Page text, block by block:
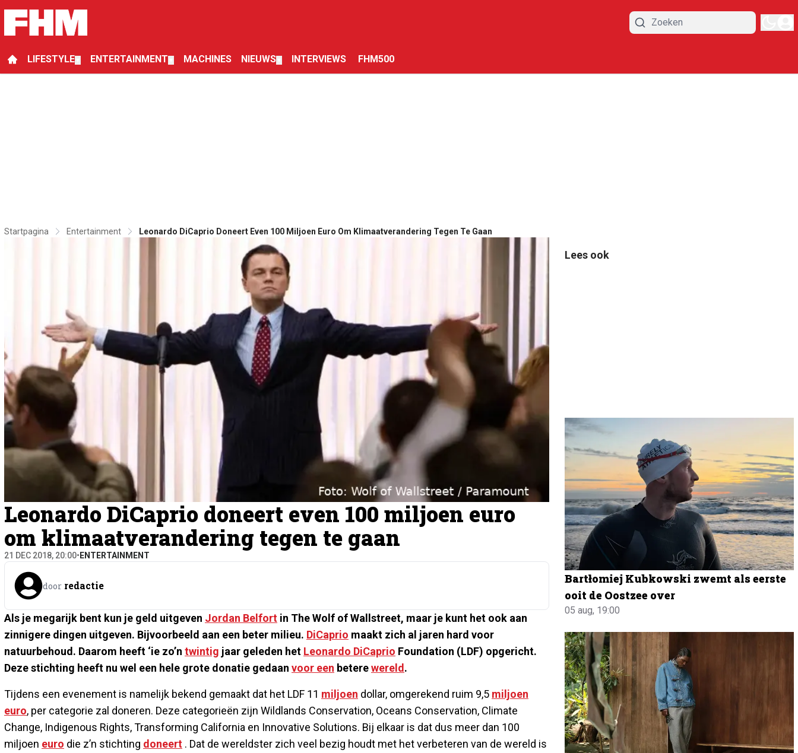
LIFESTYLE ENTERTAINMENT MACHINES NIEUWS INTERVIEWS FHM500
Startpagina Entertainment Leonardo DiCaprio Doneert Even 100 Miljoen Euro Om Klimaatverandering Tegen Te Gaan
Leonardo DiCaprio doneert even 100 miljoen euro
om klimaatverandering tegen te gaan
21 DEC 2018, 20:00•ENTERTAINMENT
door redactie
Als je megarijk bent kun je geld uitgeven Jordan Belfort in The Wolf of Wallstreet, maar je kunt het ook aan
zinnigere dingen uitgeven. Bijvoorbeeld aan een beter milieu. DiCaprio maakt zich al jaren hard voor
natuurbehoud. Daarom heeft ‘ie zo’n twintig jaar geleden het Leonardo DiCaprio Foundation (LDF) opgericht.
Deze stichting heeft nu wel een hele grote donatie gedaan voor een beterewereld.
Tijdens een evenement is namelijk bekend gemaakt dat het LDF 11 miljoen dollar, omgerekend ruim 9,5 miljoen
euro, per categorie zal doneren. Deze categorieën zijn Wildlands Conservation, Oceans Conservation, Climate
Change, Indigenous Rights, Transforming California en Innovative Solutions. Bij elkaar is dat dus meer dan 100
miljoen euro die z’n stichting doneert . Dat de wereldster zich veel bezig houdt met het verbeteren van de wereld is
Lees ook
Bartłomiej Kubkowski zwemt als eerste
ooit de Oostzee over
05 aug, 19:00